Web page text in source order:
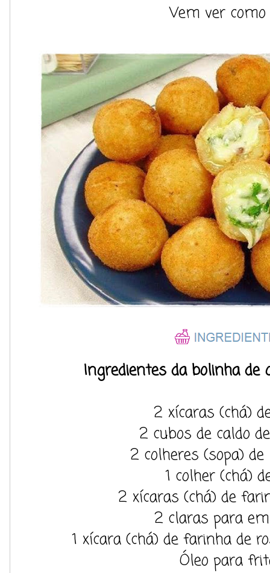
Vem ver como
Ingredientes da bolinha de
2 xícaras (chá)
2 cubos de caldo
2 colheres (sopa)
1 colher (chá)
2 xícaras (chá) de
2 claras para
1 xícara (chá) de farinha de
Óleo para